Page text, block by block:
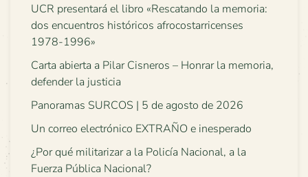
UCR presentará el libro «Rescatando la memoria:
dos encuentros históricos afrocostarricenses
1978-1996»
Carta abierta a Pilar Cisneros – Honrar la memoria,
defender la justicia
Panoramas SURCOS | 5 de agosto de 2026
Un correo electrónico EXTRAÑO e inesperado
¿Por qué militarizar a la Policía Nacional, a la
Fuerza Pública Nacional?